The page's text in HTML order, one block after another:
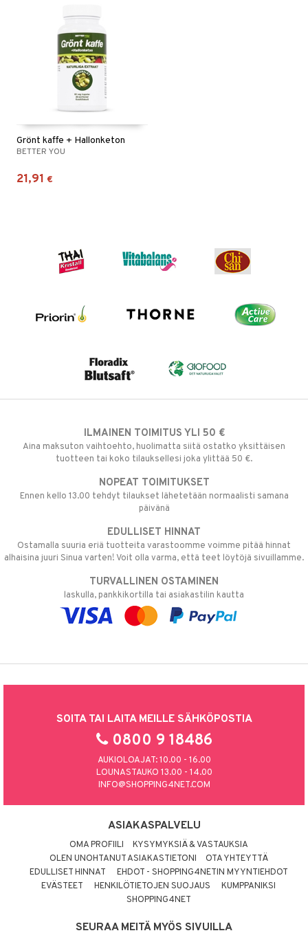
Grönt kaffe + Hallonketon
BETTER YOU
21,91 €
ILMAINEN TOIMITUS YLI 50 €
Aina maksuton vaihtoehto, huolimatta siitä ostatko yksittäisen
tuotteen tai koko tilauksellesi joka ylittää 50 €.
NOPEAT TOIMITUKSET
Ennen kello 13.00 tehdyt tilaukset lähetetään normaalisti samana
päivänä
EDULLISET HINNAT
Ostamalla suuria eriä tuotteita varastoomme voimme pitää hinnat
alhaisina juuri Sinua varten! Voit olla varma, että teet löytöjä sivuillamme.
TURVALLINEN OSTAMINEN
laskulla, pankkikortilla tai asiakastilin kautta
SOITA TAI LAITA MEILLE SÄHKÖPOSTIA
0800 9 18486
AUKIOLOAJAT: 10.00 - 16.00
LOUNASTAUKO 13.00 - 14.00
INFO@SHOPPING4NET.COM
ASIAKASPALVELU
OMA PROFIILI
KYSYMYKSIÄ & VASTAUKSIA
OLEN UNOHTANUT ASIAKASTIETONI
OTA YHTEYTTÄ
EDULLISET HINNAT
EHDOT - SHOPPING4NETIN MYYNTIEHDOT
EVÄSTEET
HENKILÖTIETOJEN SUOJAUS
KUMPPANIKSI
SHOPPING4NET
SEURAA MEITÄ MYÖS SIVUILLA